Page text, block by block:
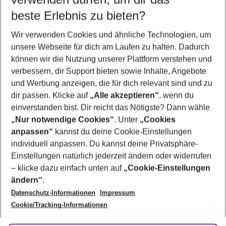
5-8 Nächte
2 Erwachsene Keine Kinder
Mehr Filter anzeigen
Footer
Footer navigation
Über uns
AGB
Bestpreisgarantie
Cookie-Einstellungen ändern
Cookie-Richtlinie
Agenturbetreuung
Barrierefreies Reisen
Folge uns
beste Erlebnis zu bieten?
Wir verwenden Cookies und ähnliche Technologien, um
unsere Webseite für dich am Laufen zu halten. Dadurch
können wir die Nutzung unserer Plattform verstehen und
verbessern, dir Support bieten sowie Inhalte, Angebote
und Werbung anzeigen, die für dich relevant sind und zu
dir passen. Klicke auf „Alle akzeptieren“, wenn du
einverstanden bist. Dir reicht das Nötigste? Dann wähle
„Nur notwendige Cookies“. Unter „Cookies
anpassen“ kannst du deine Cookie-Einstellungen
individuell anpassen. Du kannst deine Privatsphäre-
Einstellungen natürlich jederzeit ändern oder widerrufen
– klicke dazu einfach unten auf „Cookie-Einstellungen
ändern“.
Datenschutz-Informationen
Impressum
Cookie/Tracking-Informationen